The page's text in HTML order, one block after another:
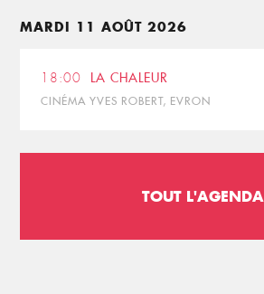
MARDI 11 AOÛT 2026
18:00 LA CHALEUR
CINÉMA YVES ROBERT, EVRON
TOUT L'AGENDA